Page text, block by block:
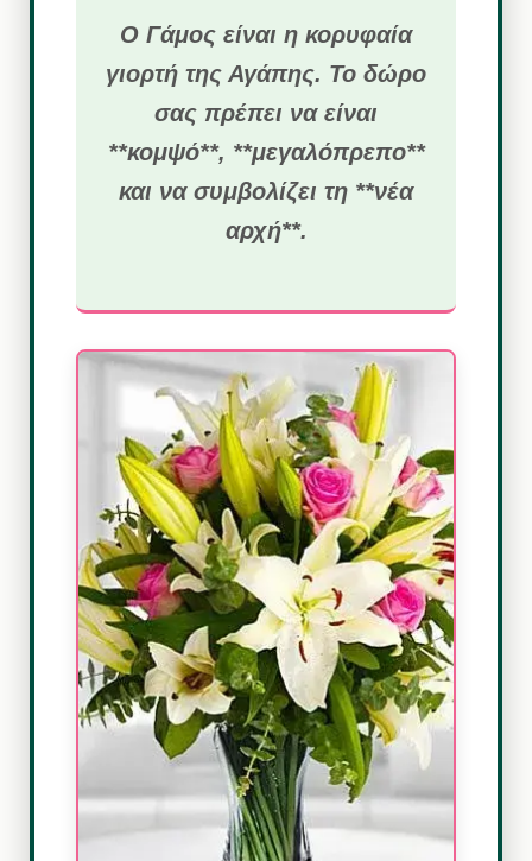
Ο Γάμος είναι η κορυφαία
γιορτή της Αγάπης. Το δώρο
σας πρέπει να είναι
**κομψό**, **μεγαλόπρεπο**
και να συμβολίζει τη **νέα
αρχή**.